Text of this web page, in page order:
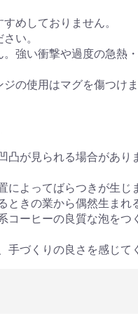
めしておりません。
い。
強い衝撃や過度の急熱
の使用はマグを傷つけ
凸が見られる場合があり
によってばらつきが生じ
ときの業から偶然生まれ
コーヒーの良質な泡をつ
づくりの良さを感じて